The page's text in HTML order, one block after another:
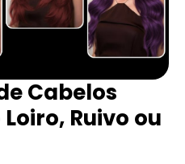
Cabelos
Ruivo ou